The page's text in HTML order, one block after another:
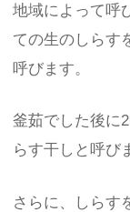
地域によって呼
ての生のしらす
呼びます。
釜茹でした後に
らす干しと呼び
さらに、しらす